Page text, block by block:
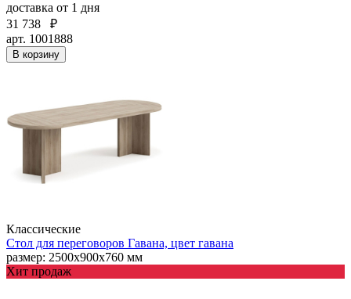
доставка от 1 дня
31 738
₽
арт. 1001888
В корзину
Классические
Стол для переговоров Гавана, цвет гавана
размер: 2500x900x760 мм
Хит продаж